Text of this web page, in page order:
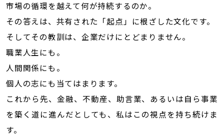
市場の循環を越えて何が持続するのか。
その答えは、共有された「起点」に根ざした文化です。
そしてその教訓は、企業だけにとどまりません。
職業人生にも。
人間関係にも。
個人の志にも当てはまります。
これから先、金融、不動産、助言業、あるいは自ら事業
を築く道に進んだとしても、私はこの視点を持ち続けま
す。